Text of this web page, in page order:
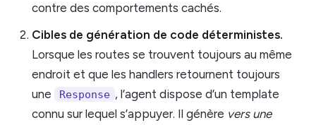
contre des comportements cachés.
Cibles de génération de code déterministes.
Lorsque les routes se trouvent toujours au même
endroit et que les handlers retournent toujours
une
Response , l’agent dispose d’un template
connu sur lequel s’appuyer. Il génère vers une